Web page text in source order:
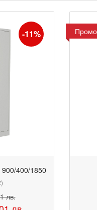
-11%
400/1850
лв.
Промо